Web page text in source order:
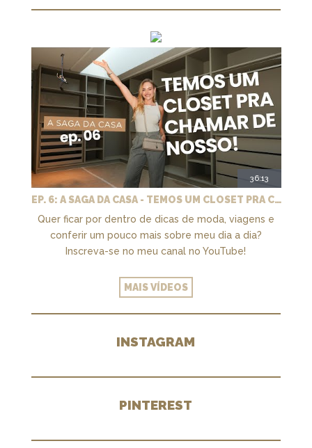
36:13
EP. 6: A SAGA DA CASA - TEMOS UM CLOSET PRA CHAMAR DE NOSSO + MARCENARIA E PAISAGISMO
Quer ficar por dentro de dicas de moda, viagens e
conferir um pouco mais sobre meu dia a dia?
Inscreva-se no meu canal no YouTube!
MAIS VÍDEOS
INSTAGRAM
PINTEREST